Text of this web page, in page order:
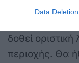
Data Deletion
ξαναγράφω
δοθεί
περιοχής. Θα